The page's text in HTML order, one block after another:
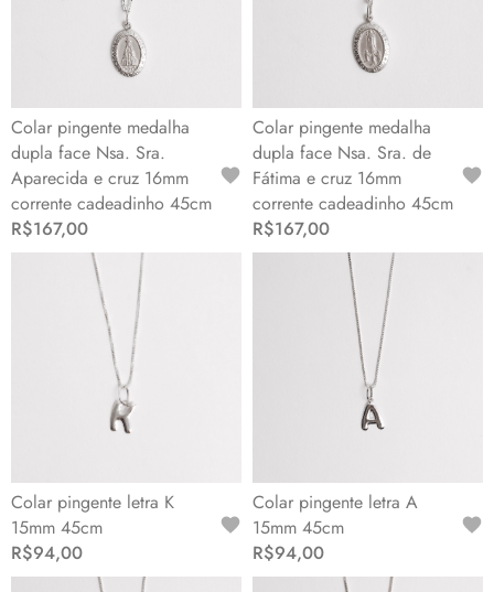
Colar pingente medalha
dupla face Nsa. Sra.
Aparecida e cruz 16mm
corrente cadeadinho 45cm
R$167,00
Colar pingente medalha
dupla face Nsa. Sra. de
Fátima e cruz 16mm
corrente cadeadinho 45cm
R$167,00
Colar pingente letra K
15mm 45cm
R$94,00
Colar pingente letra A
15mm 45cm
R$94,00